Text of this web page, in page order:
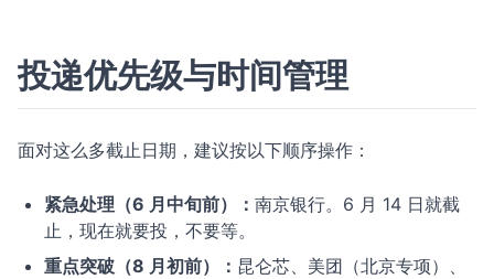
投递优先级与时间管理
面对这么多截止日期，建议按以下顺序操作：
紧急处理（6 月中旬前）： 南京银行。6 月 14 日就截
止，现在就要投，不要等。
重点突破（8 月初前）： 昆仑芯、美团（北京专项）、